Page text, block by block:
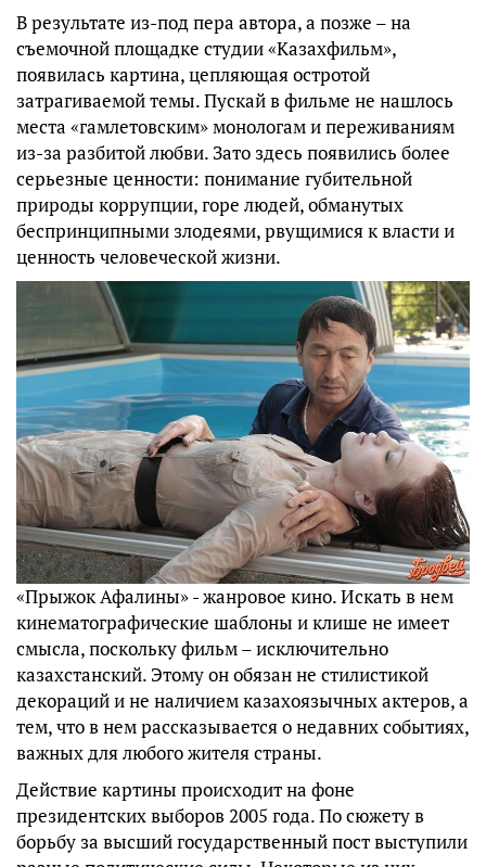
В результате из-под пера автора, а позже – на
съемочной площадке студии «Казахфильм»,
появилась картина, цепляющая остротой
затрагиваемой темы. Пускай в фильме не нашлось
места «гамлетовским» монологам и переживаниям
из-за разбитой любви. Зато здесь появились более
серьезные ценности: понимание губительной
природы коррупции, горе людей, обманутых
беспринципными злодеями, рвущимися к власти и
ценность человеческой жизни.
«Прыжок Афалины» - жанровое кино. Искать в нем
кинематографические шаблоны и клише не имеет
смысла, поскольку фильм – исключительно
казахстанский. Этому он обязан не стилистикой
декораций и не наличием казахоязычных актеров, а
тем, что в нем рассказывается о недавних событиях,
важных для любого жителя страны.
Действие картины происходит на фоне
президентских выборов 2005 года. По сюжету в
борьбу за высший государственный пост выступили